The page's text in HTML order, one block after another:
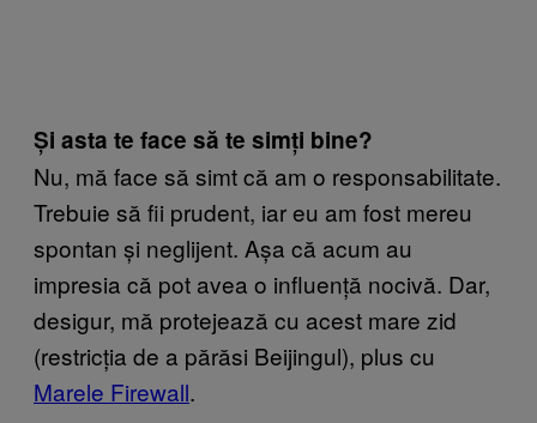
Și asta te face să te simți bine?
Nu, mă face să simt că am o responsabilitate.
Trebuie să fii prudent, iar eu am fost mereu
spontan și neglijent. Așa că acum au
impresia că pot avea o influență nocivă. Dar,
desigur, mă protejează cu acest mare zid
(restricția de a părăsi Beijingul), plus cu
Marele Firewall.